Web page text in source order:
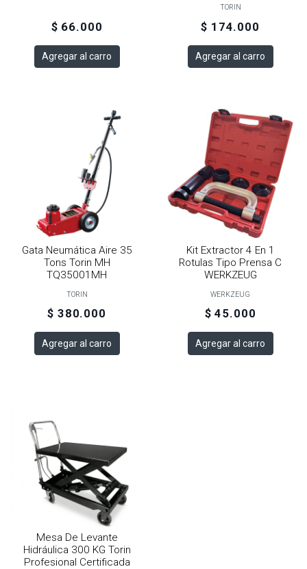
$ 66.000
Agregar al carro
TORIN
$ 174.000
Agregar al carro
Gata Neumática Aire 35
Tons Torin MH
TQ35001MH
TORIN
$ 380.000
Agregar al carro
Kit Extractor 4 En 1
Rotulas Tipo Prensa C
WERKZEUG
WERKZEUG
$ 45.000
Agregar al carro
Mesa De Levante
Hidráulica 300 KG Torin
Profesional Certificada